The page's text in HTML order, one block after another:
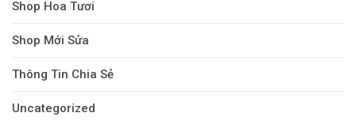
Shop Hoa Tươi
Shop Mới Sửa
Thông Tin Chia Sẻ
Uncategorized